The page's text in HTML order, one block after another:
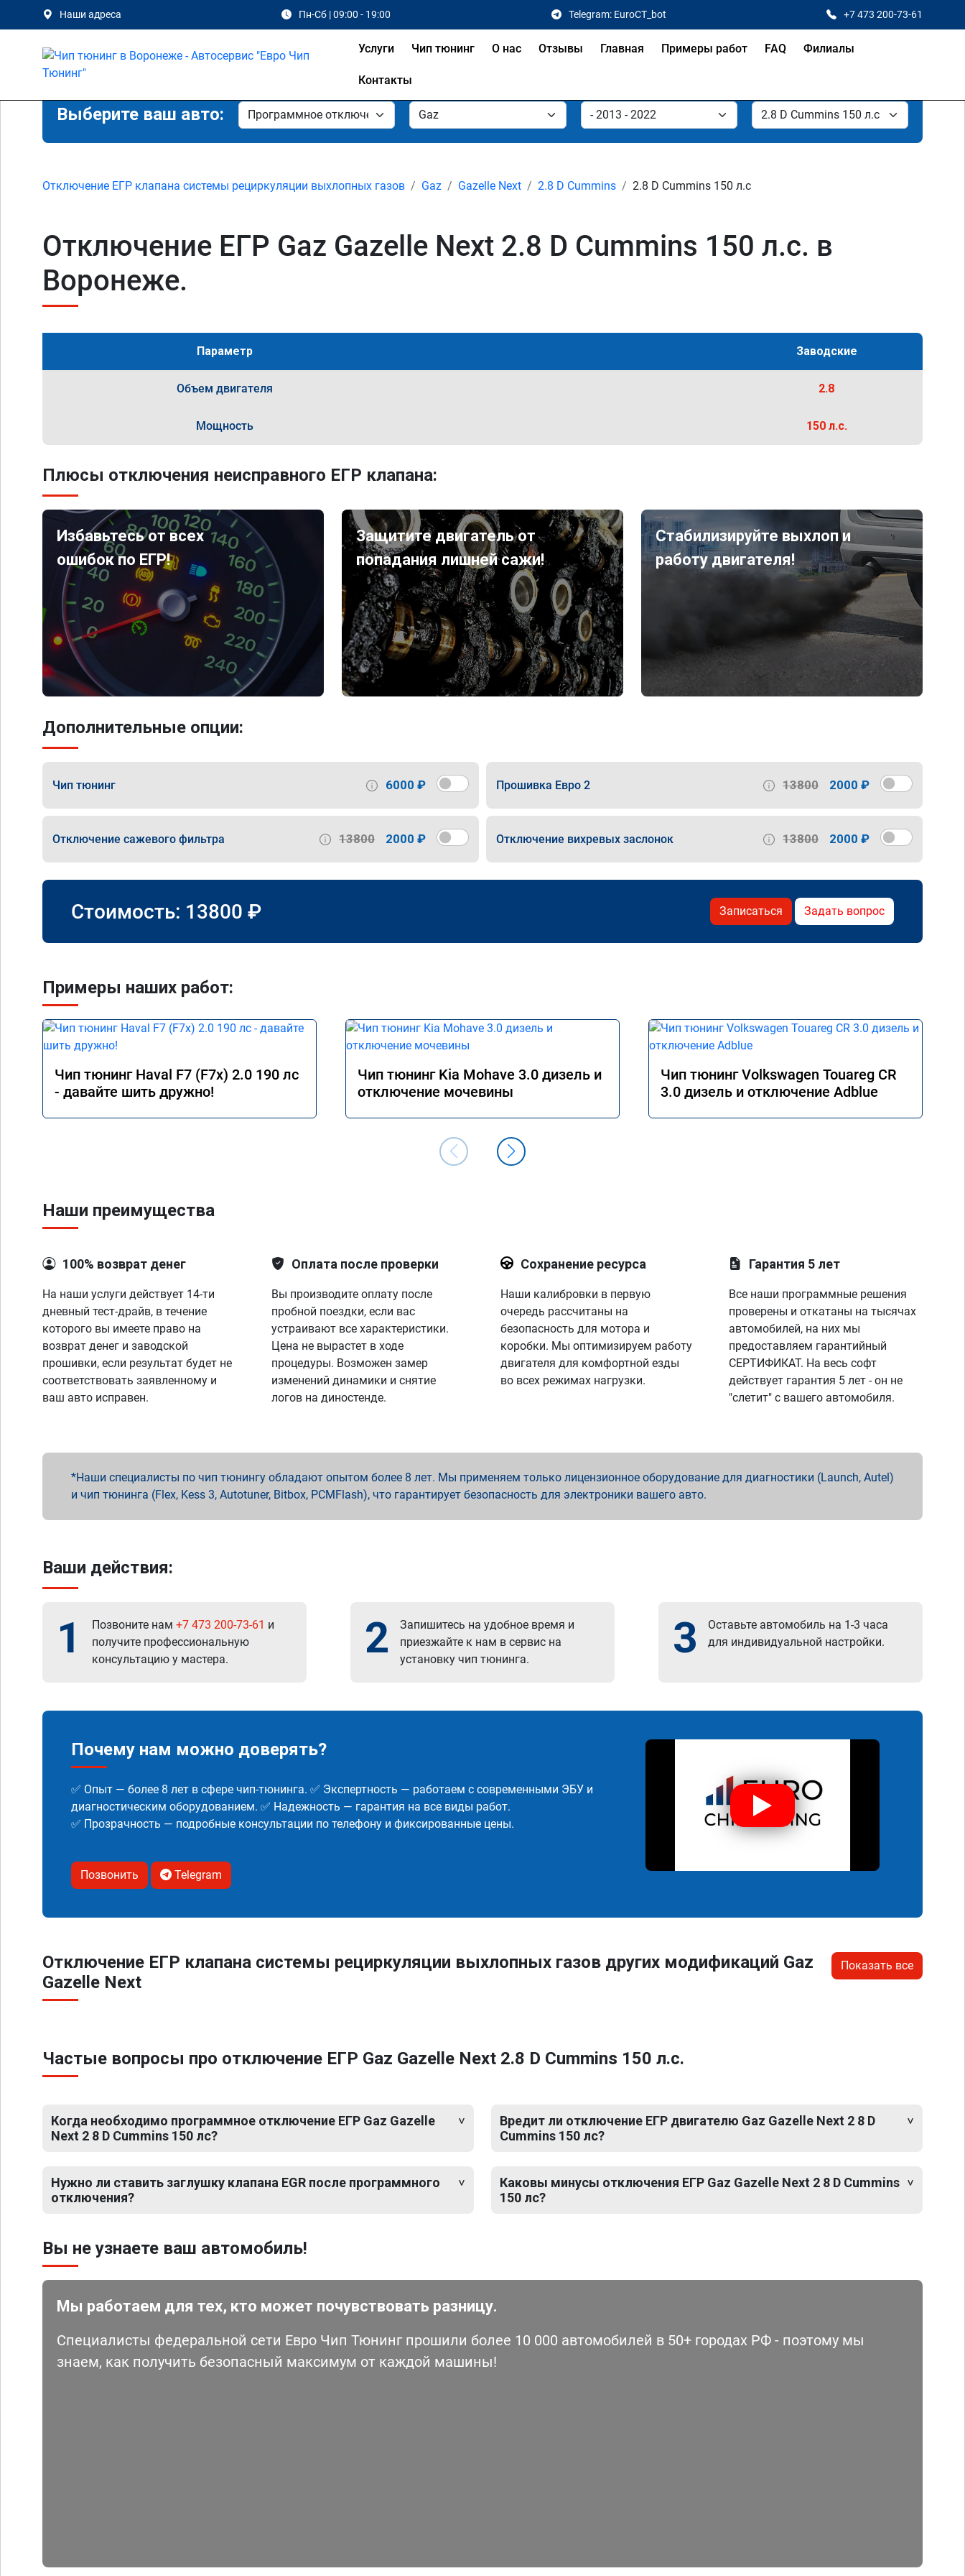
Наши адреса Пн-Сб | 09:00 - 19:00 Telegram: EuroCT_bot +7 473 200-73-61
Услуги Чип тюнинг О нас Отзывы Главная Примеры работ FAQ Филиалы
Контакты
Выберите ваш авто:
Отключение ЕГР клапана системы рециркуляции выхлопных газов Gaz Gazelle Next 2.8 D Cummins 2.8 D Cummins 150 л.с
Отключение ЕГР Gaz Gazelle Next 2.8 D Cummins 150 л.с. в
Воронеже.
Параметр Заводские
Объем двигателя 2.8
Мощность 150 л.с.
Плюсы отключения неисправного ЕГР клапана:
Избавьтесь от всех
ошибок по ЕГР!
Защитите двигатель от
попадания лишней сажи!
Стабилизируйте выхлоп и
работу двигателя!
Дополнительные опции:
Чип тюнинг 6000 ₽ Прошивка Евро 2 13800 2000 ₽
Отключение сажевого фильтра 13800 2000 ₽ Отключение вихревых заслонок 13800 2000 ₽
Стоимость: 13800 ₽ Записаться Задать вопрос
Примеры наших работ:
Чип тюнинг Haval F7 (F7x) 2.0 190 лс
- давайте шить дружно!
Чип тюнинг Kia Mohave 3.0 дизель и
отключение мочевины
Чип тюнинг Volkswagen Touareg CR
3.0 дизель и отключение Adblue
Наши преимущества
100% возврат денег
На наши услуги действует 14-ти
дневный тест-драйв, в течение
которого вы имеете право на
возврат денег и заводской
прошивки, если результат будет не
соответствовать заявленному и
ваш авто исправен.
Оплата после проверки
Вы производите оплату после
пробной поездки, если вас
устраивают все характеристики.
Цена не вырастет в ходе
процедуры. Возможен замер
изменений динамики и снятие
логов на диностенде.
Сохранение ресурса
Наши калибровки в первую
очередь рассчитаны на
безопасность для мотора и
коробки. Мы оптимизируем работу
двигателя для комфортной езды
во всех режимах нагрузки.
Гарантия 5 лет
Все наши программные решения
проверены и откатаны на тысячах
автомобилей, на них мы
предоставляем гарантийный
СЕРТИФИКАТ. На весь софт
действует гарантия 5 лет - он не
"слетит" с вашего автомобиля.
Наши специалисты по чип тюнингу обладают опытом более 8 лет. Мы применяем только лицензионное оборудование для диагностики (Launch, Autel)
и чип тюнинга (Flex, Kess 3, Autotuner, Bitbox, PCMFlash), что гарантирует безопасность для электроники вашего авто.
Ваши действия:
1 Позвоните нам +7 473 200-73-61 и
получите профессиональную
консультацию у мастера.
2
Запишитесь на удобное время и
приезжайте к нам в сервис на
установку чип тюнинга.
3
Оставьте автомобиль на 1-3 часа
для индивидуальной настройки.
Почему нам можно доверять?
✅ Опыт — более 8 лет в сфере чип-тюнинга. ✅ Экспертность — работаем с современными ЭБУ и
диагностическим оборудованием. ✅ Надежность — гарантия на все виды работ.
✅ Прозрачность — подробные консультации по телефону и фиксированные цены.
Позвонить Telegram
Отключение ЕГР клапана системы рециркуляции выхлопных газов других модификаций Gaz
Gazelle Next
Показать все
Частые вопросы про отключение ЕГР Gaz Gazelle Next 2.8 D Cummins 150 л.с.
Когда необходимо программное отключение ЕГР Gaz Gazelle
Next 2 8 D Cummins 150 лс?
Нужно ли ставить заглушку клапана EGR после программного
отключения?
Вредит ли отключение ЕГР двигателю Gaz Gazelle Next 2 8 D
Cummins 150 лс?
Каковы минусы отключения ЕГР Gaz Gazelle Next 2 8 D Cummins
150 лс?
Вы не узнаете ваш автомобиль!
Мы работаем для тех, кто может почувствовать разницу.
Специалисты федеральной сети Евро Чип Тюнинг прошили более 10 000 автомобилей в 50+ городах РФ - поэтому мы
знаем, как получить безопасный максимум от каждой машины!